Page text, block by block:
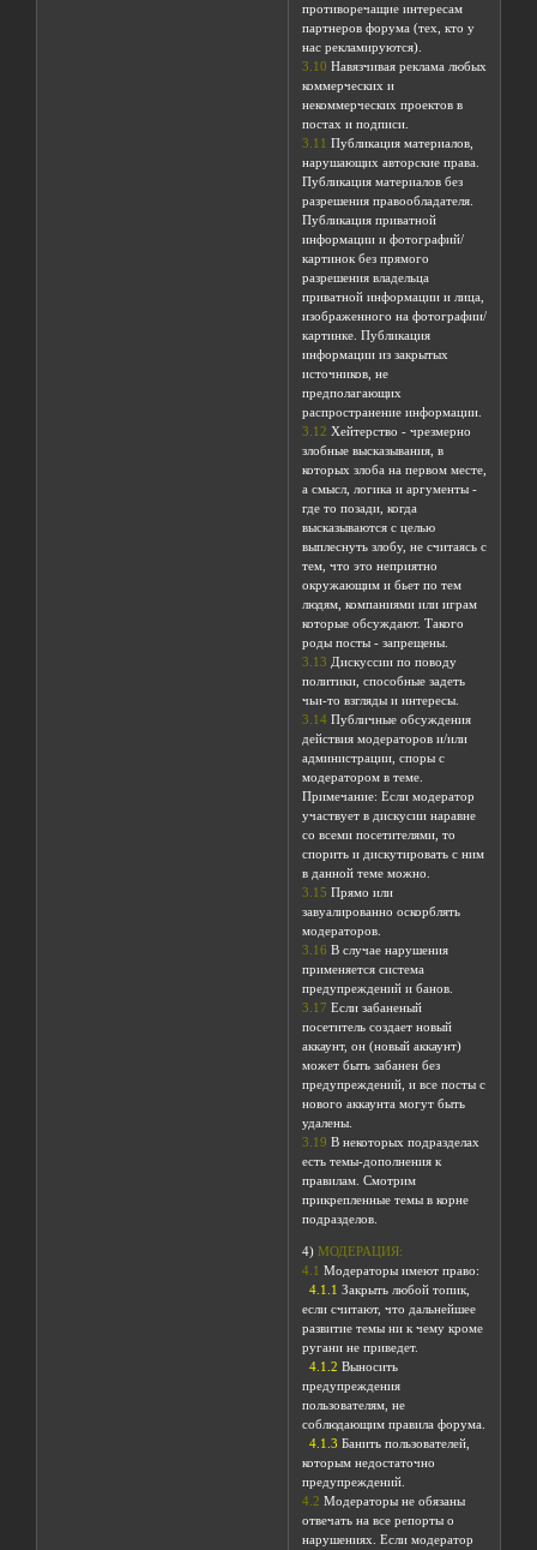
противоречащие интересам
партнеров форума (тех, кто у
нас рекламируются).
3.10 Навязчивая реклама любых
коммерческих и
некоммерческих проектов в
постах и подписи.
3.11 Публикация материалов,
нарушающих авторские права.
Публикация материалов без
разрешения правообладателя.
Публикация приватной
информации и фотографий/
картинок без прямого
разрешения владельца
приватной информации и лица,
изображенного на фотографии/
картинке. Публикация
информации из закрытых
источников, не
предполагающих
распространение информации.
3.12 Хейтерство - чрезмерно
злобные высказывания, в
которых злоба на первом месте,
а смысл, логика и аргументы -
где то позади, когда
высказываются с целью
выплеснуть злобу, не считаясь с
тем, что это неприятно
окружающим и бьет по тем
людям, компаниями или играм
которые обсуждают. Такого
роды посты - запрещены.
3.13 Дискуссии по поводу
политики, способные задеть
чьи-то взгляды и интересы.
3.14 Публичные обсуждения
действия модераторов и/или
администрации, споры с
модератором в теме.
Примечание: Если модератор
участвует в дискусии наравне
со всеми посетителями, то
спорить и дискутировать с ним
в данной теме можно.
3.15 Прямо или
завуалированно оскорблять
модераторов.
3.16 В случае нарушения
применяется система
предупреждений и банов.
3.17 Если забаненый
посетитель создает новый
аккаунт, он (новый аккаунт)
может быть забанен без
предупреждений, и все посты с
нового аккаунта могут быть
удалены.
3.19 В некоторых подразделах
есть темы-дополнения к
правилам. Смотрим
прикрепленные темы в корне
подразделов.
4) МОДЕРАЦИЯ:
4.1 Модераторы имеют право:
4.1.1 Закрыть любой топик,
если считают, что дальнейшее
развитие темы ни к чему кроме
ругани не приведет.
4.1.2 Выносить
предупреждения
пользователям, не
соблюдающим правила форума.
4.1.3 Банить пользователей,
которым недостаточно
предупреждений.
4.2 Модераторы не обязаны
отвечать на все репорты о
нарушениях. Если модератор